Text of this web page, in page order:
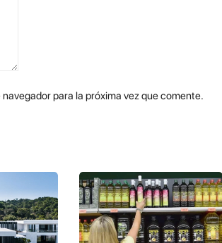
para la próxima vez que comente.